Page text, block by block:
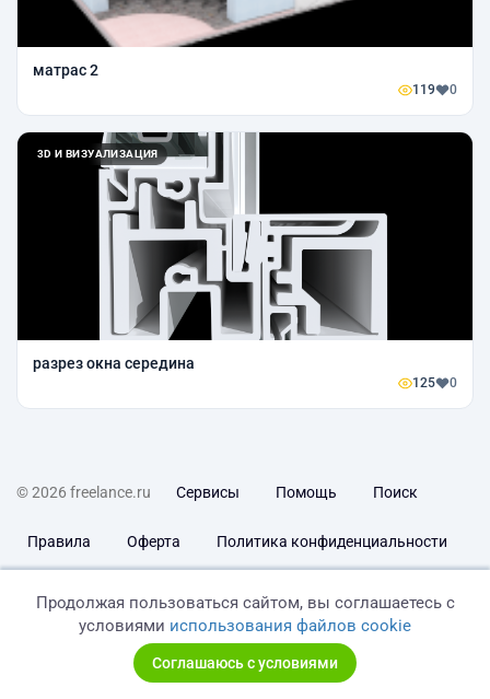
матрас 2
119 0
3D И ВИЗУАЛИЗАЦИЯ
разрез окна середина
125 0
© 2026 freelance.ru Сервисы Помощь Поиск
Правила Оферта Политика конфиденциальности
Продолжая пользоваться сайтом, вы соглашаетесь с
условиями использования файлов cookie
Соглашаюсь с условиями